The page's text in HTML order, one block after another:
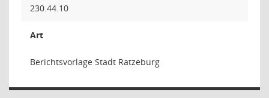
230.44.10
Art
Berichtsvorlage Stadt Ratzeburg